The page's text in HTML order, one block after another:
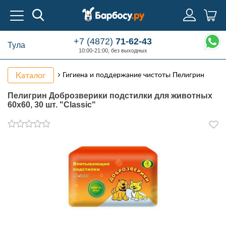
Тула +7 (4872)71-62-43
10:00-21:00, без выходных
Каталог Гигиена и поддержание чистоты Пелигрин
Пелигрин Доброзверики подстилки для животных
60х60, 30 шт. "Classic"